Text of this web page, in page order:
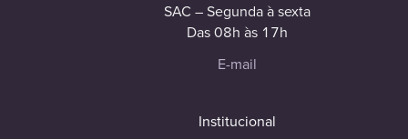
SAC – Segunda à sexta
Das 08h às 17h
E-mail
Institucional